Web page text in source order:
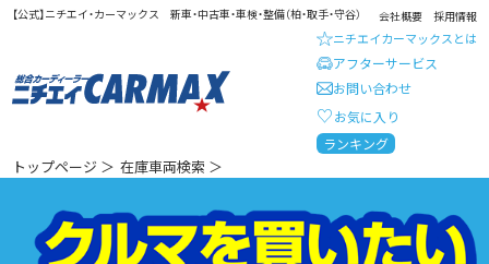
【公式】ニチエイ・カーマックス 新車・中古車・車検・整備（柏・取手・守谷） 会社概要 採用情報
総合カーディーラー ニチエイ・
ニチエイカーマックスとは
アフターサービス
お問い合わせ
お気に入り
ランキング
トップページ ＞ 在庫車両検索 ＞